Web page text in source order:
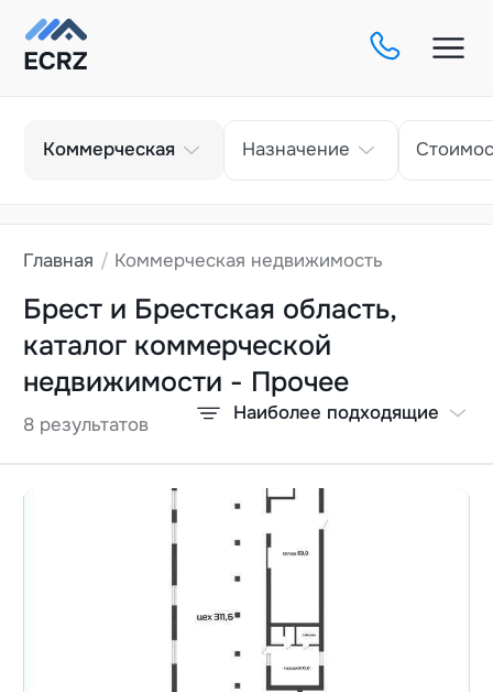
Тип
Коммерческая Назначение
Главная Коммерческая недвижимость
Брест и Брестская область,
каталог коммерческой
недвижимости - Прочее
8 результатов
Наиболее подходящие